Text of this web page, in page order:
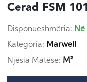
Cerad FSM
Disponueshmëria: Në
Kategoria: Marwell
Njësia Matëse: M²